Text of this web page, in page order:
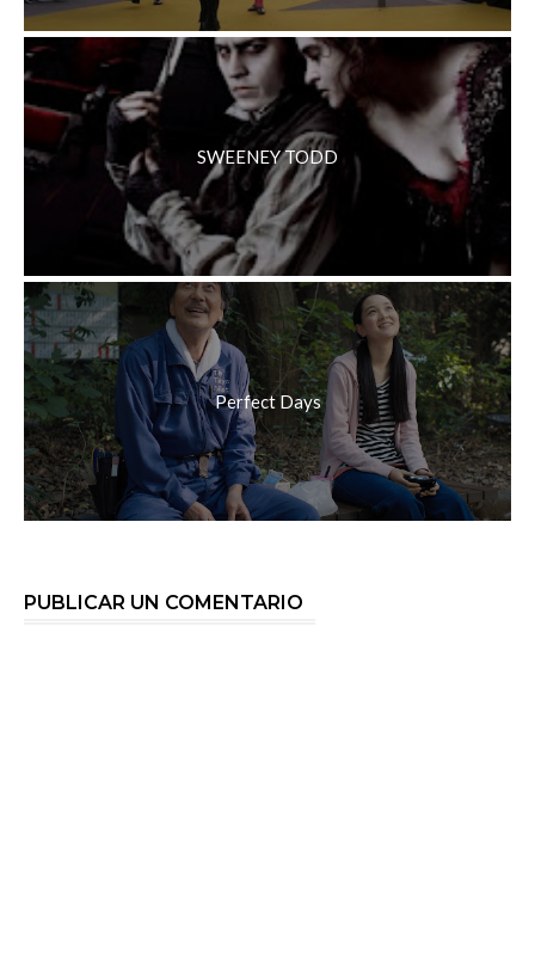
SWEENEY TODD
Perfect Days
PUBLICAR UN COMENTARIO